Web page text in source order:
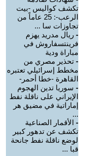
تكشف كواليس -بيت
الرعب-: 25 عاماً من
تجاوزات سا ...
- ريال مدريد يهزم
فرينتسفاروش في
مباراة ودية
- تحذير مصري من
مخطط إسرائيلي تعتبره
القاهرة -خطا أحمر-
- سوريا تدين الهجوم
الإيراني على ناقلة نفط
إماراتية في مضيق هر
...
- الأقمار الصناعية
تكشف عن تدهور كبير
لوضع ناقلة نفط جانحة
قبا ...